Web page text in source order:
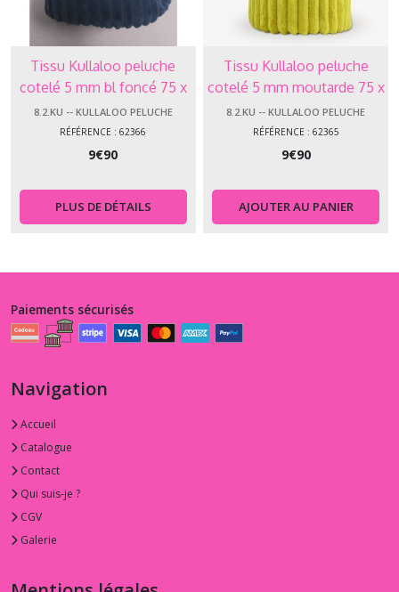
Tissu Kullaloo peluche
cotelé 5 mm bl foncé 75 x
100 cm 62366
8.2.KU -- KULLALOO PELUCHE
RÉFÉRENCE : 62366
9€90
PLUS DE DÉTAILS
Tissu Kullaloo peluche
cotelé 5 mm moutarde 75 x
100 cm 62365
8.2.KU -- KULLALOO PELUCHE
RÉFÉRENCE : 62365
9€90
AJOUTER AU PANIER
Paiements sécurisés
Navigation
Accueil
Catalogue
Contact
Qui suis-je ?
CGV
Galerie